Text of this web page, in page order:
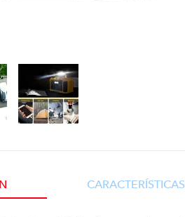
CARACTERÍSTICAS